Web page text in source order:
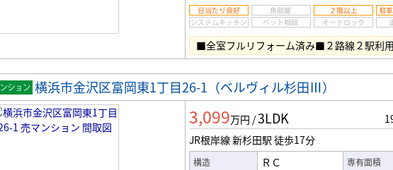
■全室フルリフォーム済み■２路線２駅利
ンシ
横浜市金沢区富岡東1丁目26-1（ベルヴィル杉田Ⅲ）
3,099万円 /3LDK
JR根岸線 新杉田駅 徒歩17分
構造 ＲＣ 専有面積